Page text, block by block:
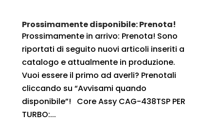
Prossimamente disponibile: Prenota!
Prossimamente in arrivo: Prenota! Sono
riportati di seguito nuovi articoli inseriti a
catalogo e attualmente in produzione.
Vuoi essere il primo ad averli? Prenotali
cliccando su “Avvisami quando
disponibile”! Core Assy CAG-438TSP PER
TURBO:...